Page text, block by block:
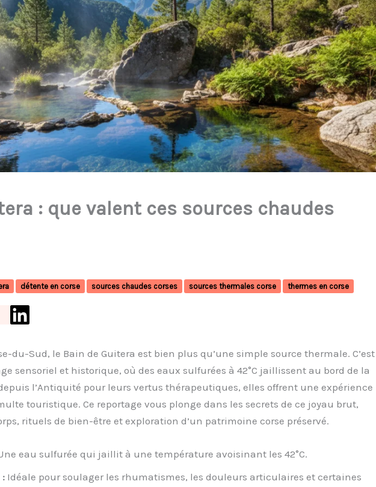
: que valent ces sources chaudes
détente en corse sources chaudes corses sources thermales corse thermes en corse
du-Sud, le Bain de Guitera est bien plus qu’une simple source thermale. C’est
sensoriel et historique, où des eaux sulfurées à 42°C jaillissent au bord de la
l’Antiquité pour leurs vertus thérapeutiques, elles offrent une expérience
touristique. Ce reportage vous plonge dans les secrets de ce joyau brut,
rituels de bien-être et exploration d’un patrimoine corse préservé.
eau sulfurée qui jaillit à une température avoisinant les 42°C.
Idéale pour soulager les rhumatismes, les douleurs articulaires et certaines